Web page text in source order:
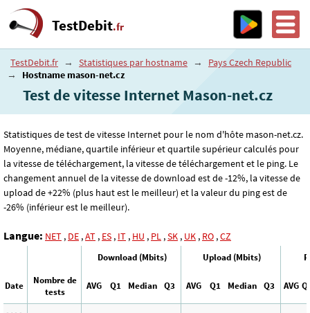
TestDebit.fr
TestDebit.fr → Statistiques par hostname →
Pays Czech Republic
→
Hostname mason-net.cz
Test de vitesse Internet Mason-net.cz
Statistiques de test de vitesse Internet pour le nom d'hôte mason-net.cz.
Moyenne, médiane, quartile inférieur et quartile supérieur calculés pour
la vitesse de téléchargement, la vitesse de téléchargement et le ping. Le
changement annuel de la vitesse de download est de -12%, la vitesse de
upload de +22% (plus haut est le meilleur) et la valeur du ping est de
-26% (inférieur est le meilleur).
Langue: NET , DE ,AT , ES , IT , HU , PL ,SK , UK , RO ,CZ
Download (Mbits) Upload (Mbits)
Date
Nombre de
tests
AVG Q1 Median Q3 AVG Q1 Median Q3 AVG